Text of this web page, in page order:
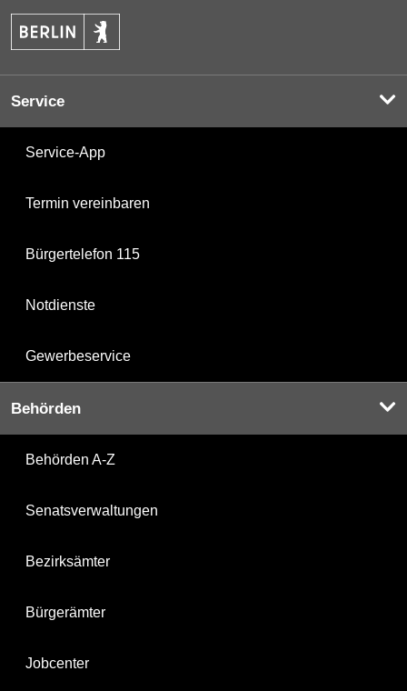
Service
Service-App
Termin vereinbaren
Bürgertelefon 115
Notdienste
Gewerbeservice
Behörden
Behörden A-Z
Senatsverwaltungen
Bezirksämter
Bürgerämter
Jobcenter